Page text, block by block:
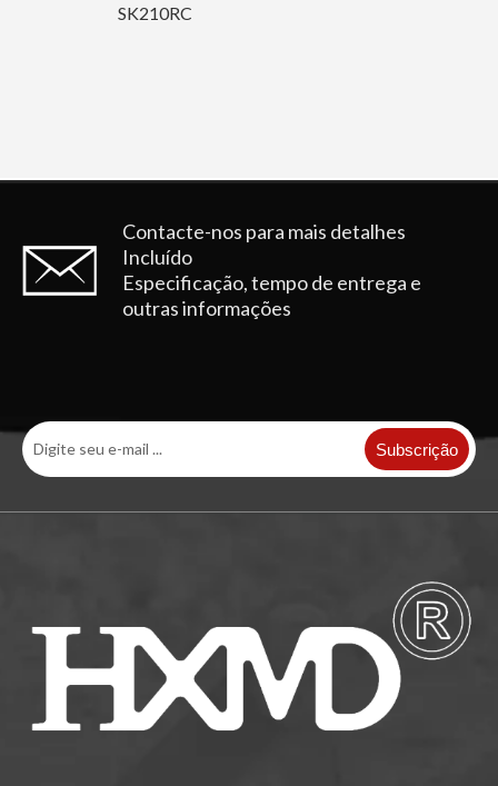
SK210RC
Contacte-nos para mais detalhes
Incluído
Especificação, tempo de entrega e
outras informações
Subscrição